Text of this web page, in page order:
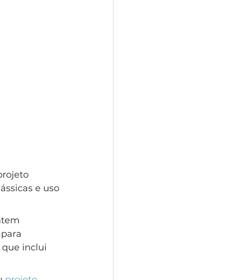
e uso
que inclui